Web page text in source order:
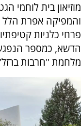
מוזיאון בית לוחמי
פרחי כלניות
הדשא, כמספר
מלחמת "חרבות